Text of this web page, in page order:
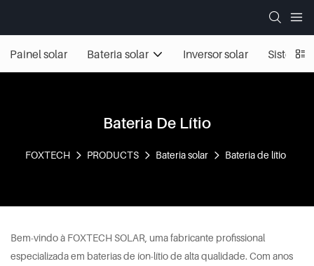
Painel solar Bateria solar Inversor solar
Bateria De Lítio
FOXTECH PRODUCTS Bateria solar Bateria de lítio
Bem-vindo à FOXTECH SOLAR, uma fabricante profissional
especializada em baterias de íon-lítio de alta qualidade. Com anos